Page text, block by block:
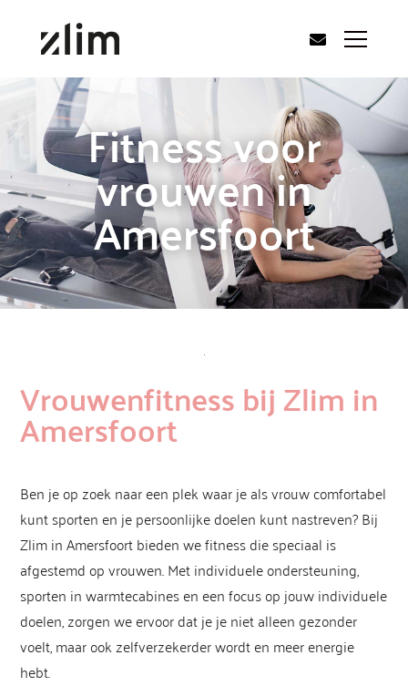
Fitness voor
vrouwen in
Amersfoort
Vrouwenfitness bij Zlim in
Amersfoort
Ben je op zoek naar een plek waar je als vrouw comfortabel
kunt sporten en je persoonlijke doelen kunt nastreven? Bij
Zlim in Amersfoort bieden we fitness die speciaal is
afgestemd op vrouwen. Met individuele ondersteuning,
sporten in warmtecabines en een focus op jouw individuele
doelen, zorgen we ervoor dat je je niet alleen gezonder
voelt, maar ook zelfverzekerder wordt en meer energie
hebt.